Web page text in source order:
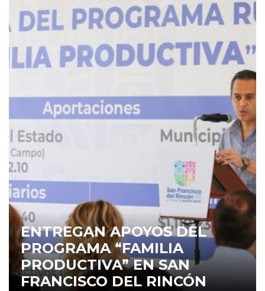
ENTREGAN APOYOS DEL
PROGRAMA “FAMILIA
PRODUCTIVA” EN SAN
FRANCISCO DEL RINCÓN